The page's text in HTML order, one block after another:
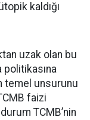
kaldığı
uzak olan bu
politikasına
temel unsurunu
faizi
TCMB’nin